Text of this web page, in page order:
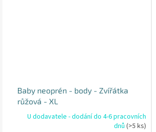
Baby neoprén - body - Zvířátka
růžová - XL
U dodavatele - dodání do 4-6 pracovních
dnů (>5 ks)